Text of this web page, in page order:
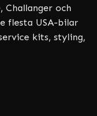
Challanger och
flesta USA-bilar
kits, styling,